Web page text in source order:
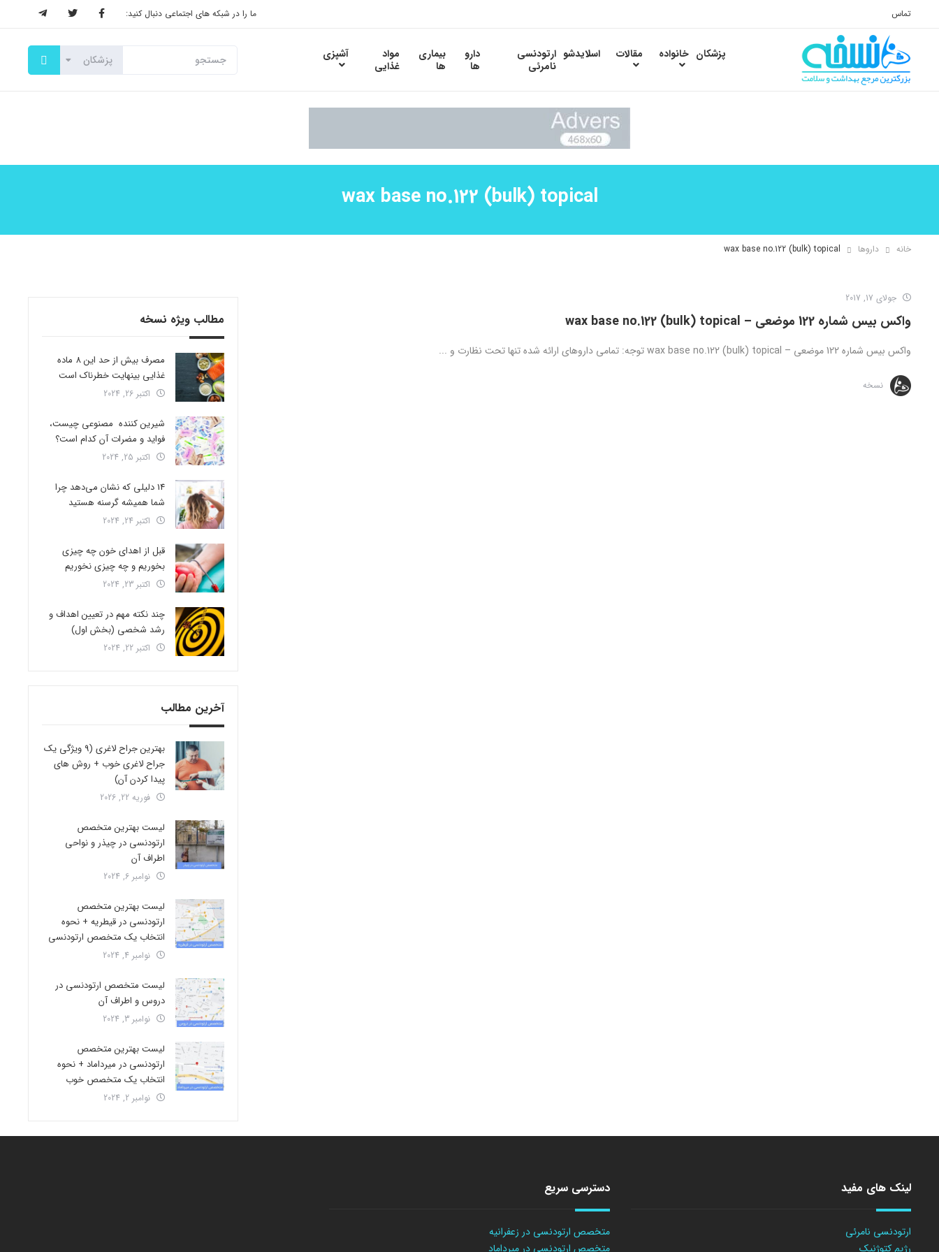
تماس ما را در شبکه های اجتماعی دنبال کنید:
پزشکان خانواده مقالات اسلایدشو ارتودنسی
نامرئی
دارو
ها
بیماری
ها
مواد
غذایی
آشپزی
wax base no.122 (bulk) topical
خانه داروها wax base no.122 (bulk) topical
جولای 17, 2017
واکس بیس شماره 122 موضعی – wax base no.122 (bulk) topical
واکس بیس شماره 122 موضعی – wax base no.122 (bulk) topical توجه: تمامی داروهای ارائه شده تنها تحت نظارت و ...
نسخه
مطالب ویژه نسخه
مصرف بیش از حد این 8 ماده
غذایی بینهایت خطرناک است
اکتبر 26, 2024
شیرین کننده مصنوعی چیست،
فواید و مضرات آن کدام است؟
اکتبر 25, 2024
14 دلیلی که نشان می‌دهد چرا
شما همیشه گرسنه هستید
اکتبر 24, 2024
قبل از اهدای خون چه چیزی
بخوریم و چه چیزی نخوریم
اکتبر 23, 2024
چند نکته مهم در تعیین اهداف و
رشد شخصی (بخش اول)
اکتبر 22, 2024
آخرین مطالب
بهترین جراح لاغری (9 ویژگی یک
جراح لاغری خوب + روش های
پیدا کردن آن)
فوریه 22, 2026
لیست بهترین متخصص
ارتودنسی در چیذر و نواحی
اطراف آن
نوامبر 6, 2024
لیست بهترین متخصص
ارتودنسی در قیطریه + نحوه
انتخاب یک متخصص ارتودنسی
نوامبر 4, 2024
لیست متخصص ارتودنسی در
دروس و اطراف آن
نوامبر 3, 2024
لیست بهترین متخصص
ارتودنسی در میرداماد + نحوه
انتخاب یک متخصص خوب
نوامبر 2, 2024
لینک های مفید
ارتودنسی نامرئی
رژیم کتوژنیک
دسترسی سریع
متخصص ارتودنسی در زعفرانیه
متخصص ارتودنسی در میرداماد